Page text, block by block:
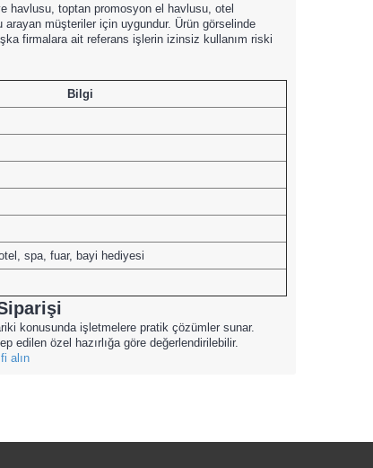
havlusu, toptan promosyon el havlusu, otel
müşteriler için uygundur. Ürün görselinde
firmalara ait referans işlerin izinsiz kullanım riski
Bilgi
spa, fuar, bayi hediyesi
konusunda işletmelere pratik çözümler sunar.
edilen özel hazırlığa göre değerlendirilebilir.
alın